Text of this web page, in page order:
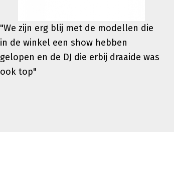
"We zijn erg blij met de modellen die
in de winkel een show hebben
gelopen en de DJ die erbij draaide was
ook top"